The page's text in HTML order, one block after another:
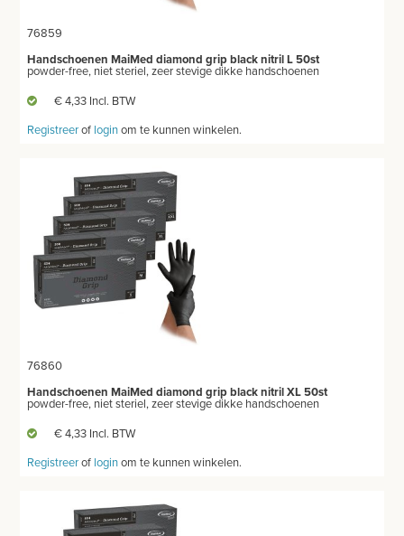
76859
Handschoenen MaiMed diamond grip black nitril L 50st
powder-free, niet steriel, zeer stevige dikke handschoenen
€ 4,33 Incl. BTW
Registreerof loginom te kunnen winkelen.
76860
Handschoenen MaiMed diamond grip black nitril XL 50st
powder-free, niet steriel, zeer stevige dikke handschoenen
€ 4,33 Incl. BTW
Registreerof loginom te kunnen winkelen.